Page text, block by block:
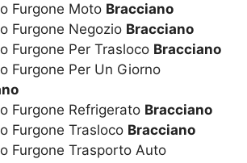
Furgone Moto Bracciano
Furgone Negozio Bracciano
Furgone Per Trasloco Bracciano
Furgone Per Un Giorno
Furgone Refrigerato Bracciano
Furgone Trasloco Bracciano
Furgone Trasporto Auto